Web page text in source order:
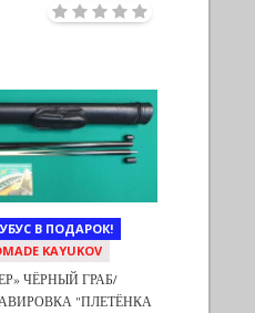
В ПОДАРОК!
KAYUKOV
ЧЁРНЫЙ ГРАБ/
"ПЛЕТЁНКА